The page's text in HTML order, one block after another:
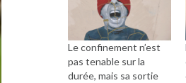
Le confinement n’est
pas tenable sur la
durée, mais sa sortie